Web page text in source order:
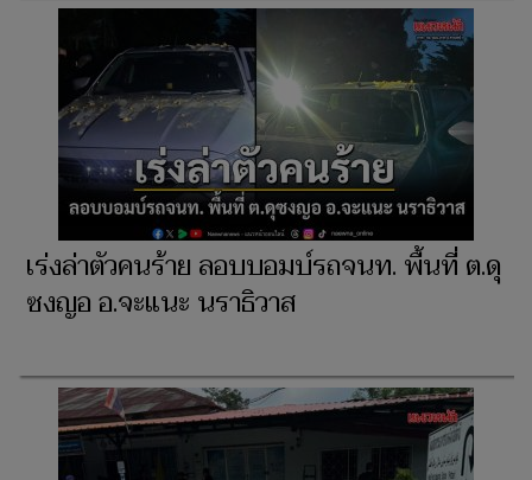
เร่งล่าตัวคนร้าย ลอบบอมบ์รถจนท. พื้นที่ ต.ดุ
ซงญอ อ.จะแนะ นราธิวาส